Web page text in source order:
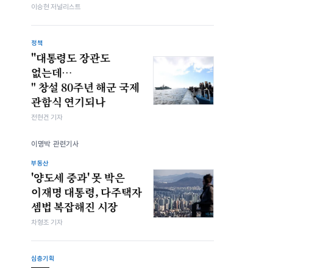
이승현 저널리스트
정책
"대통령도 장관도
없는데…
" 창설 80주년 해군 국제
관함식 연기되나
전현건 기자
이명박 관련기사
부동산
'양도세 중과' 못 박은
이재명 대통령, 다주택자
셈법 복잡해진 시장
차형조 기자
심층기획